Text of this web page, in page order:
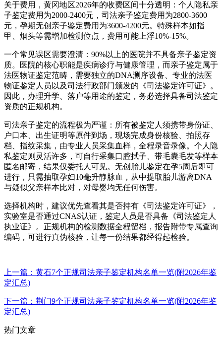
关于费用，黄冈地区2026年的收费区间十分透明：个人隐私亲
子鉴定费用为2000-2400元，司法亲子鉴定费用为2800-3600
元，孕期无创亲子鉴定费用为3600-4200元。特殊样本如指
甲、烟头等需增加检测位点，费用可能上浮10%-15%。
一个常见误区需要澄清：90%以上的医院并不具备亲子鉴定资
质。医院的核心职能是疾病诊疗与健康管理，而亲子鉴定属于
法医物证鉴定范畴，需要独立的DNA测序设备、专业的法医
物证鉴定人员以及司法行政部门颁发的《司法鉴定许可证》。
因此，办理升学、落户等用途的鉴定，务必选择具备司法鉴定
资质的正规机构。
司法亲子鉴定的流程极为严谨：所有被鉴定人须携带身份证、
户口本、出生证明等原件到场，现场完成身份核验、拍照存
档、指纹采集，由专业人员采集血样，全程录音录像。个人隐
私鉴定则灵活许多，可自行采集口腔拭子、带毛囊毛发等样本
匿名邮寄，结果仅委托人可见。无创胎儿鉴定在孕5周后即可
进行，只需抽取孕妇10毫升静脉血，从中提取胎儿游离DNA
与疑似父亲样本比对，对母婴均无任何伤害。
选择机构时，建议优先查看其是否持有《司法鉴定许可证》，
实验室是否通过CNAS认证，鉴定人员是否具备《司法鉴定人
执业证》。正规机构的检测数据全程留档，报告附带专属查询
编码，可进行真伪核验，让每一份结果都经得起检验。
上一篇：黄石7个正规司法亲子鉴定机构名单一览(附2026年鉴
定汇总)
下一篇：荆门9个正规司法亲子鉴定机构名单一览(附2026年鉴
定汇总)
热门文章